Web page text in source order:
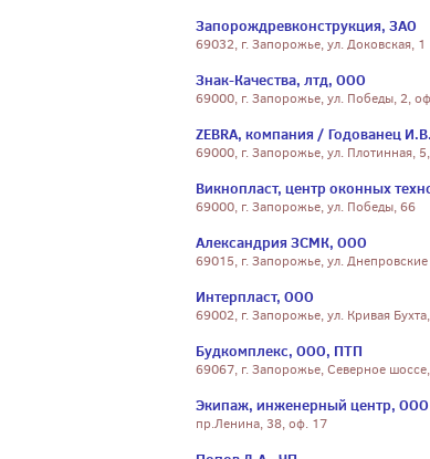
Запорождревконструкция, ЗАО
69032, г. Запорожье, ул. Доковская, 1
Знак-Качества, лтд, ООО
69000, г. Запорожье, ул. Победы, 2,
ZEBRA, компания / Годованец
69000, г. Запорожье, ул. Плотинная,
Викнопласт, центр оконных
69000, г. Запорожье, ул. Победы, 66
Александрия ЗСМК, ООО
69015, г. Запорожье, ул. Днепровские
Интерпласт, ООО
69002, г. Запорожье, ул. Кривая
Будкомплекс, ООО, ПТП
69067, г. Запорожье, Северное
Экипаж, инженерный центр, ООО
пр.Ленина, 38, оф. 17